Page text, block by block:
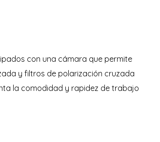
con una cámara que permite
y filtros de polarización cruzada
la comodidad y rapidez de trabajo